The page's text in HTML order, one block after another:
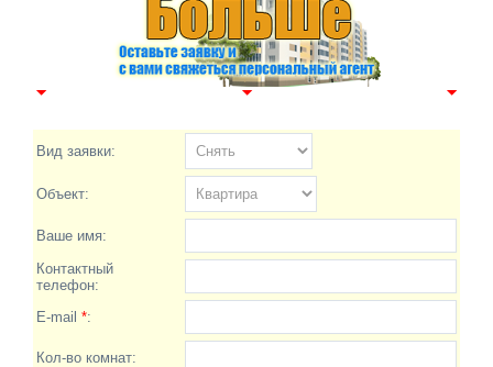
Вид заявки:
Объект:
Ваше имя:
Контактный
телефон:
E-mail *:
Кол-во комнат: